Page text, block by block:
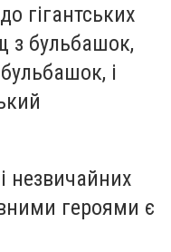
гігантських
з бульбашок,
і
незвичайних
героями є